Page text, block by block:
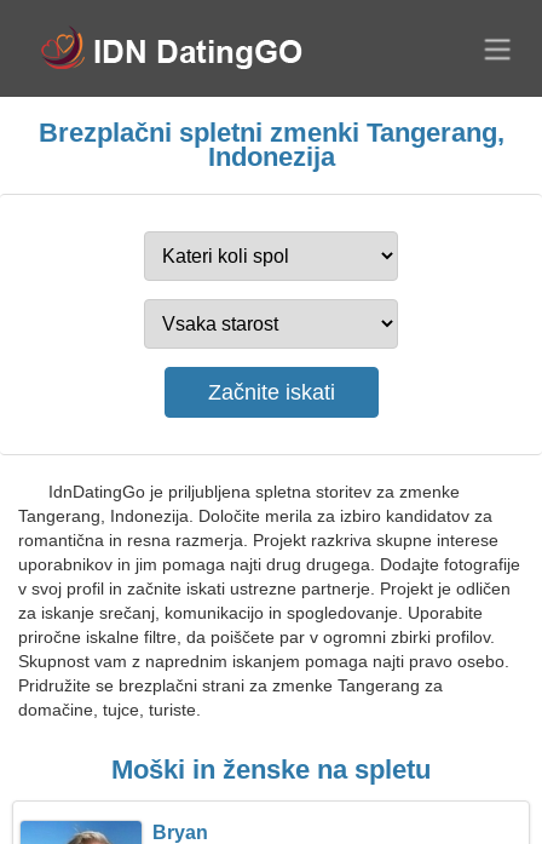
Brezplačni spletni zmenki Tangerang,
Indonezija
IdnDatingGo je priljubljena spletna storitev za zmenke
Tangerang, Indonezija. Določite merila za izbiro kandidatov za
romantična in resna razmerja. Projekt razkriva skupne interese
uporabnikov in jim pomaga najti drug drugega. Dodajte fotografije
v svoj profil in začnite iskati ustrezne partnerje. Projekt je odličen
za iskanje srečanj, komunikacijo in spogledovanje. Uporabite
priročne iskalne filtre, da poiščete par v ogromni zbirki profilov.
Skupnost vam z naprednim iskanjem pomaga najti pravo osebo.
Pridružite se brezplačni strani za zmenke Tangerang za
domačine, tujce, turiste.
Moški in ženske na spletu
Bryan